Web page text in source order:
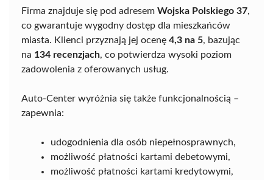
Firma znajduje się pod adresem Wojska Polskiego 37,
co gwarantuje wygodny dostęp dla mieszkańców
miasta. Klienci przyznają jej ocenę 4,3 na 5, bazując
na 134 recenzjach, co potwierdza wysoki poziom
zadowolenia z oferowanych usług.
Auto-Center wyróżnia się także funkcjonalnością –
zapewnia:
udogodnienia dla osób niepełnosprawnych,
możliwość płatności kartami debetowymi,
możliwość płatności kartami kredytowymi,